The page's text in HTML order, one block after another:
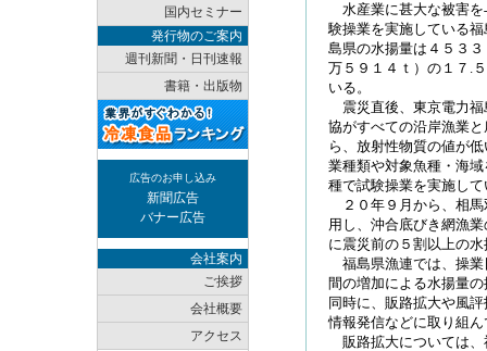
国内セミナー
発行物のご案内
週刊新聞・日刊速報
書籍・出版物
広告のお申し込み
新聞広告
バナー広告
会社案内
ご挨拶
会社概要
アクセス
水産業に甚大な被害を
験操業を実施している
島県の水揚量は４５３
万５９１４ｔ）の１７.
いる。
震災直後、東京電力福
協がすべての沿岸漁業
ら、放射性物質の値が
業種類や対象魚種・海
種で試験操業を実施して
２０年９月から、相馬
用し、沖合底びき網漁
に震災前の５割以上の
福島県漁連では、操業
間の増加による水揚量
同時に、販路拡大や風
情報発信などに取り組
販路拡大については、